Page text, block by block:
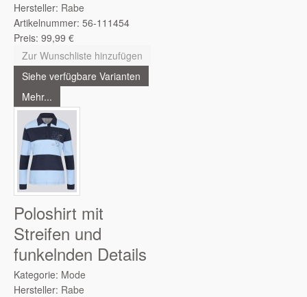
Hersteller: Rabe
Artikelnummer: 56-111454
Preis: 99,99 €
Zur Wunschliste hinzufügen
Siehe verfügbare Varianten
Mehr...
Poloshirt mit
Streifen und
funkelnden Details
Kategorie: Mode
Hersteller: Rabe